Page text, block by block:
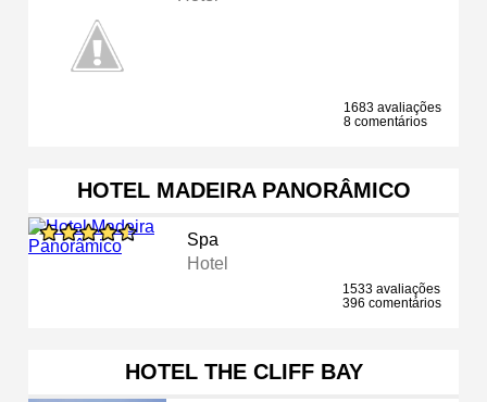
1683 avaliações
8 comentários
HOTEL MADEIRA PANORÂMICO
Spa
Hotel
1533 avaliações
396 comentários
HOTEL THE CLIFF BAY